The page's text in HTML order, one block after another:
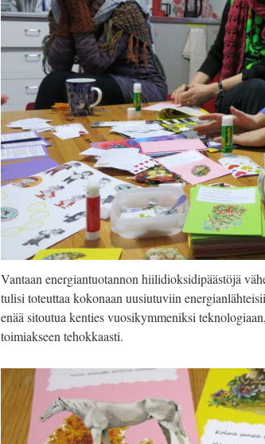
Vantaan energiantuotannon hiilidioksidipäästöjä
tulisi toteuttaa kokonaan uusiutuviin
enää sitoutua kenties vuosikymmeniksi
toimiakseen tehokkaasti.